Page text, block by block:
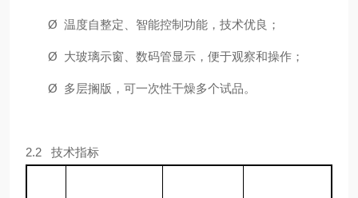
Ø 温度自整定、智能控制功能，技术优良；
Ø 大玻璃示窗、数码管显示，便于观察和操作；
Ø 多层搁版，可一次性干燥多个试品。
2.2 技术指标